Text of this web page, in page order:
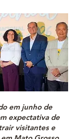
em junho de
expectativa de
visitantes e